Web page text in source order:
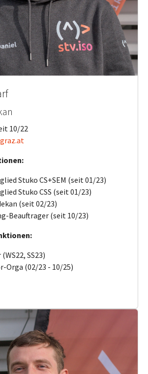
10/22
Stuko CS+SEM (seit 01/23)
Stuko CSS (seit 01/23)
(seit 02/23)
Beauftrager (seit 10/23)
SS23)
Orga (02/23 - 10/25)